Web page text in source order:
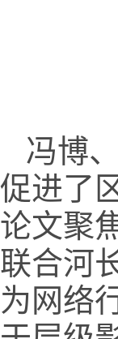
冯博
促进了
论文聚
联合河
为 网络